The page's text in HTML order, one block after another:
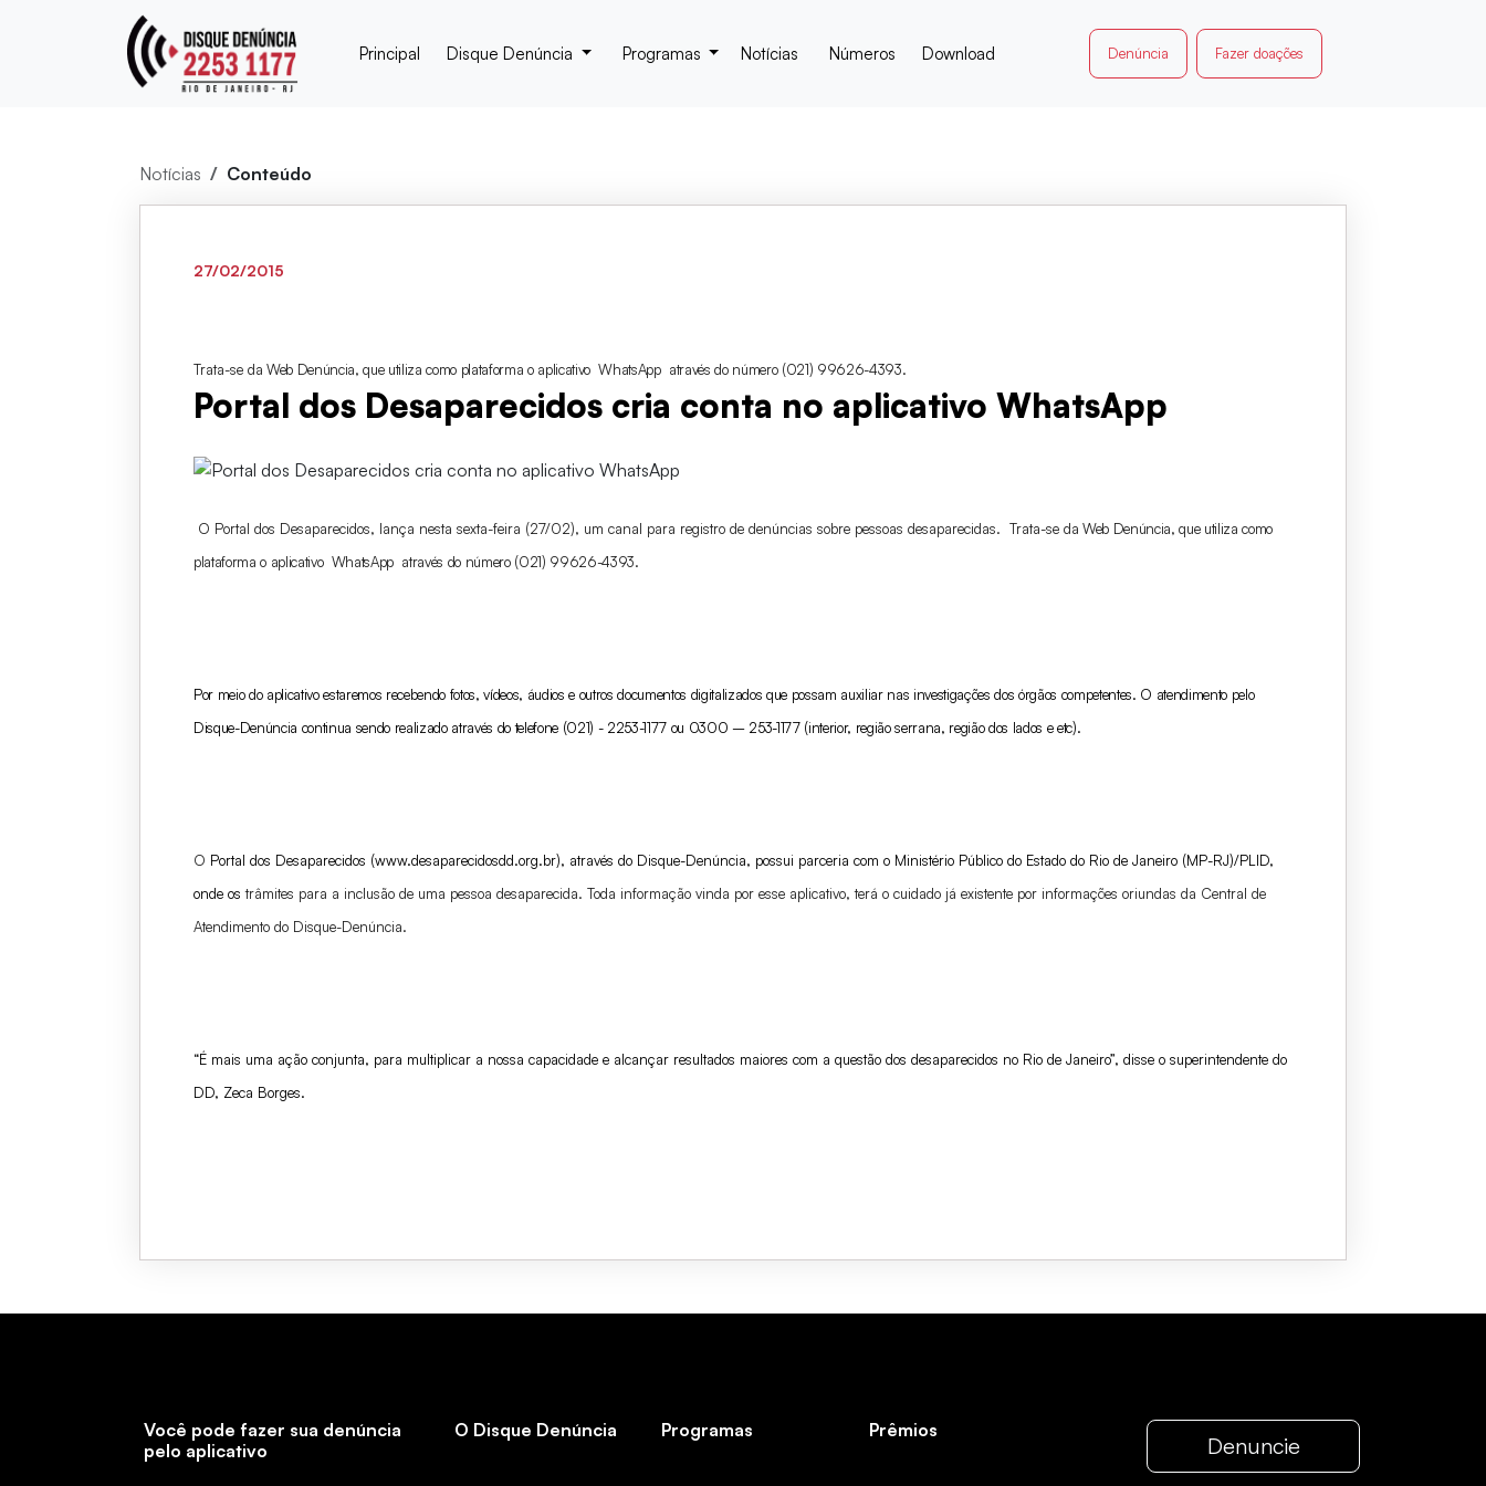
Principal Disque Denúncia Programas Notícias Números Download Denúncia Fazer doações
Notícias Conteúdo
27/02/2015
Trata-se da Web Denúncia, que utiliza como plataforma o aplicativo WhatsApp através do número (021) 99626-4393.
Portal dos Desaparecidos cria conta no aplicativo WhatsApp
O Portal dos Desaparecidos, lança nesta sexta-feira (27/02), um canal para registro de denúncias sobre pessoas desaparecidas. Trata-se da Web Denúncia, que utiliza como
plataforma o aplicativo WhatsApp através do número (021) 99626-4393.
Por meio do aplicativo estaremos recebendo fotos, vídeos, áudios e outros documentos digitalizados que possam auxiliar nas investigações dos órgãos competentes. O atendimento pelo
Disque-Denúncia continua sendo realizado através do telefone (021) - 2253-1177 ou 0300 – 253-1177 (interior, região serrana, região dos lados e etc).
O Portal dos Desaparecidos (www.desaparecidosdd.org.br), através do Disque-Denúncia, possui parceria com o Ministério Público do Estado do Rio de Janeiro (MP-RJ)/PLID,
onde ostrâmites para a inclusão de uma pessoa desaparecida. Toda informação vinda por esse aplicativo, terá o cuidado já existente por informações oriundas da Central de
Atendimento do Disque-Denúncia.
“É mais uma ação conjunta, para multiplicar a nossa capacidade e alcançar resultados maiores com a questão dos desaparecidos no Rio de Janeiro”, disse o superintendente do
DD, Zeca Borges.
Você pode fazer sua denúncia
pelo aplicativo
O Disque Denúncia Programas Prêmios
Denuncie